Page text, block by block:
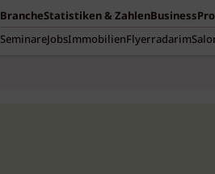
BrancheStatistiken & ZahlenBusiness
SeminareJobsImmobilienFlyerradar